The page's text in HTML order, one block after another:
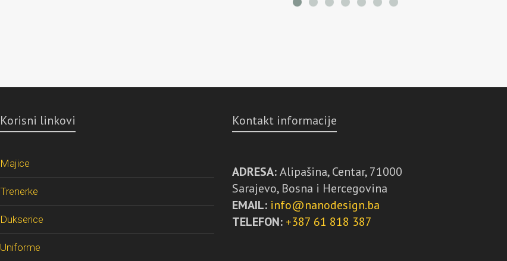
Korisni linkovi
Majice
Trenerke
Dukserice
Uniforme
Kontakt informacije
ADRESA:Alipašina, Centar, 71000
Sarajevo, Bosna i Hercegovina
EMAIL: info@nanodesign.ba
TELEFON: +387 61 818 387